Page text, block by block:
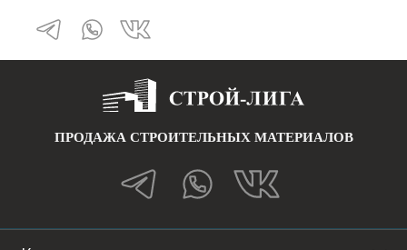
ПРОДАЖА СТРОИТЕЛЬНЫХ МАТЕРИАЛОВ